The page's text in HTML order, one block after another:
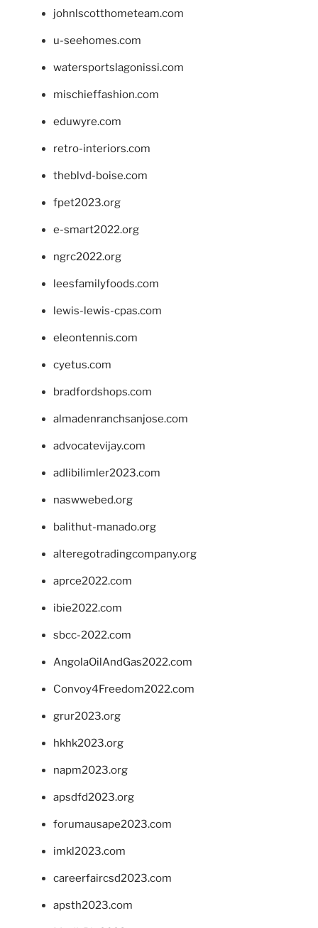
johnlscotthometeam.com
u-seehomes.com
watersportslagonissi.com
mischieffashion.com
eduwyre.com
retro-interiors.com
theblvd-boise.com
fpet2023.org
e-smart2022.org
ngrc2022.org
leesfamilyfoods.com
lewis-lewis-cpas.com
eleontennis.com
cyetus.com
bradfordshops.com
almadenranchsanjose.com
advocatevijay.com
adlibilimler2023.com
naswwebed.org
balithut-manado.org
alteregotradingcompany.org
aprce2022.com
ibie2022.com
sbcc-2022.com
AngolaOilAndGas2022.com
Convoy4Freedom2022.com
grur2023.org
hkhk2023.org
napm2023.org
apsdfd2023.org
forumausape2023.com
imkl2023.com
careerfaircsd2023.com
apsth2023.com